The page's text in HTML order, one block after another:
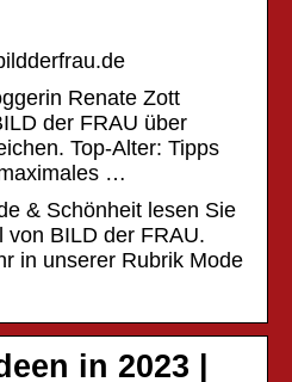
Renate Zott
der FRAU über
Top-Alter: Tipps
…
& Schönheit lesen Sie
von BILD der FRAU.
in unserer Rubrik Mode
in 2023 |